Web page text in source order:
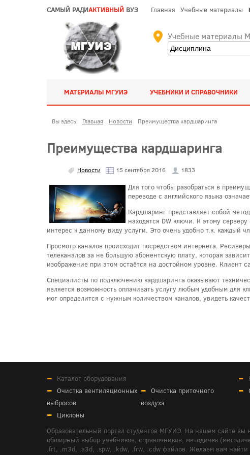
САМЫЙ РАДИАКТИВНЫЙ ВУЗ Главная Учебные материалы
Учебные материалы
МАТЕРИАЛЫ МГУИЭ УЧЕБНИКИ И СПРАВОЧНИКИ
Вы здесь: Главная Новости Преимущества кардшаринга
Преимущества кардшаринга
Новости 15 сентября 2016 1833
Для того чтобы разобраться в
переводе с английского языка
Кардшаринг представляет собой
находятся DW ключи. К этому
интерес к данному виду услуги. Это очень удобно т.к.
Просмотр каналов происходит посредством интернета.
телеканалов за не большую абонентскую плату, которая
изображение при этом остаётся на достойном уровне. Клиент
Специалисты по подключению кардшаринга оказывают
является возможность оплачивать услугу любым удобным для
мог определится с нужным количеством каналов, увидеть
Каталог оборудования
Очистка вентиляционных
выбросов
Очистка приточного
воздуха
Циклоны
Образовательный портал студентов МГУИЭ. На нашем сайте
обширный выбор учебников, справочников, методичек
.frt, .m3d, .a3d, .spw, .kdw, .frw, .cdw файлов. Желаем вам найти